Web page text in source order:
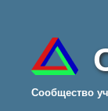
Cообщество